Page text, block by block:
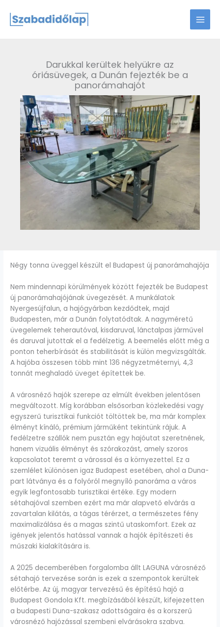
content
Darukkal kerültek helyükre az
óriásüvegek, a Dunán fejezték be a
panorámahajót
Négy tonna üveggel készült el Budapest új panorámahajója
Nem mindennapi körülmények között fejezték be Budapest
új panorámahajójának üvegezését. A munkálatok
Nyergesújfalun, a hajógyárban kezdődtek, majd
Budapesten, már a Dunán folytatódtak. A nagyméretű
üvegelemek teherautóval, kisdaruval, lánctalpas járművel
és daruval jutottak el a fedélzetig. A beemelés előtt még a
ponton teherbírását és stabilitását is külön megvizsgálták.
A hajóba összesen több mint 136 négyzetméternyi, 4,3
tonnát meghaladó üveget építettek be.
A városnéző hajók szerepe az elmúlt években jelentősen
megváltozott. Míg korábban elsősorban közlekedési vagy
egyszerű turisztikai funkciót töltöttek be, ma már komplex
élményt kínáló, prémium járműként tekintünk rájuk. A
fedélzetre szállók nem pusztán egy hajóutat szeretnének,
hanem vizuális élményt és szórakozást, amely szoros
kapcsolatot teremt a várossal és a környezettel. Ez a
szemlélet különösen igaz Budapest esetében, ahol a Duna-
part látványa és a folyóról megnyíló panoráma a város
egyik legfontosabb turisztikai értéke. Egy modern
sétahajóval szemben ezért ma már alapvető elvárás a
zavartalan kilátás, a tágas térérzet, a természetes fény
maximalizálása és a magas szintű utaskomfort. Ezek az
igények jelentős hatással vannak a hajók építészeti és
műszaki kialakítására is.
A 2025 decemberében forgalomba állt LAGUNA városnéző
sétahajó tervezése során is ezek a szempontok kerültek
előtérbe. Az új, magyar tervezésű és építésű hajó a
Budapest Gondola Kft. megbízásából készült, kifejezetten
a budapesti Duna-szakasz adottságaira és a korszerű
városnéző hajózással szembeni elvárásokra szabva.